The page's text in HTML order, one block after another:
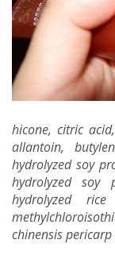
hicone, citric
allantoin,
hydrolyzed soy
hydrolyzed soy
hydrolyzed
chinensis